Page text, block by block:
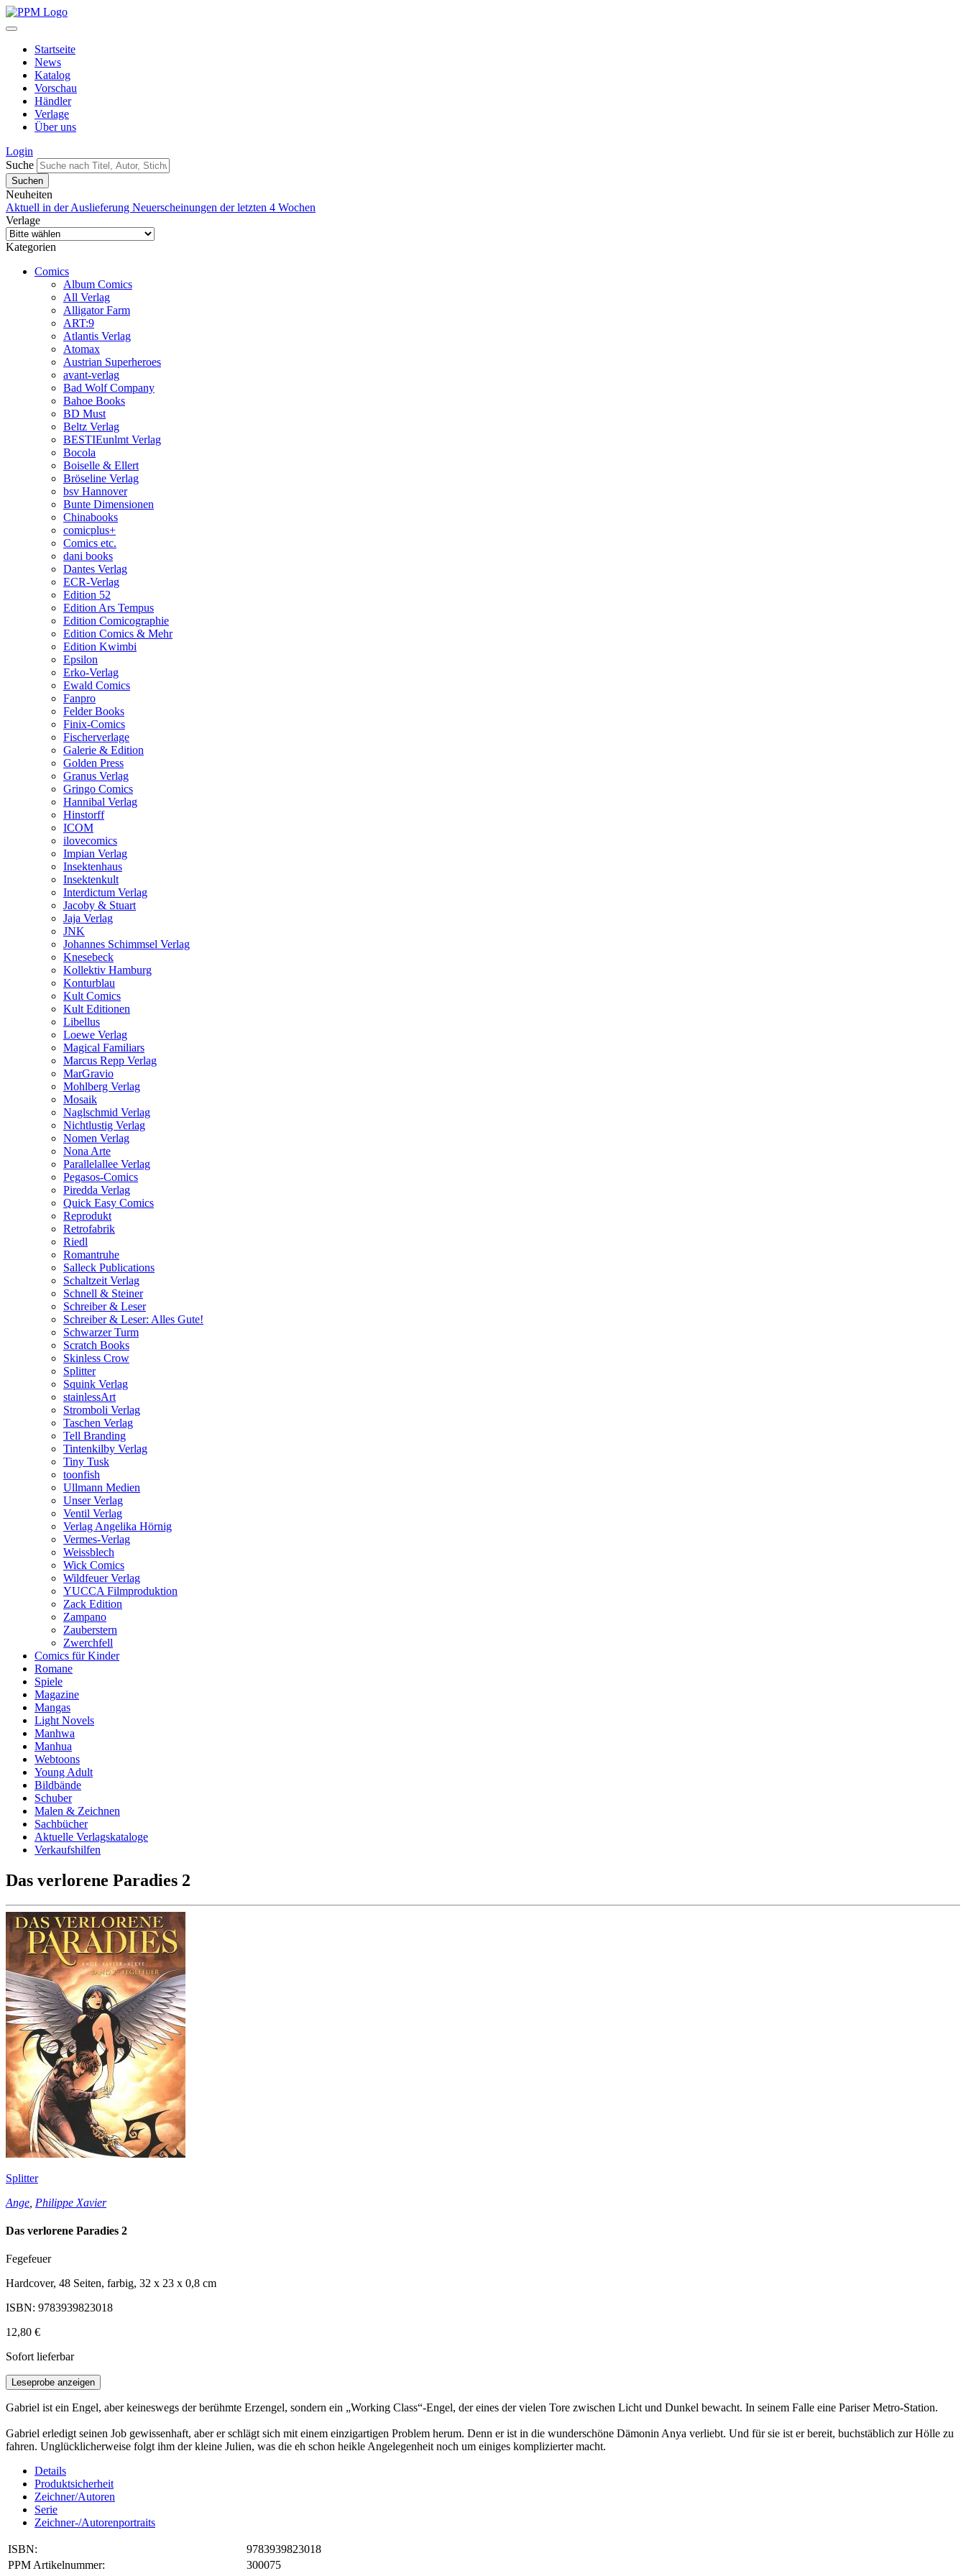
Startseite
News
Katalog
Vorschau
Händler
Verlage
Über uns
Login
Suche
Neuheiten
Aktuell in der Auslieferung Neuerscheinungen der letzten 4 Wochen
Verlage
Kategorien
Comics
Album Comics
All Verlag
Alligator Farm
ART:9
Atlantis Verlag
Atomax
Austrian Superheroes
avant-verlag
Bad Wolf Company
Bahoe Books
BD Must
Beltz Verlag
BESTIEunlmt Verlag
Bocola
Boiselle & Ellert
Bröseline Verlag
bsv Hannover
Bunte Dimensionen
Chinabooks
comicplus+
Comics etc.
dani books
Dantes Verlag
ECR-Verlag
Edition 52
Edition Ars Tempus
Edition Comicographie
Edition Comics & Mehr
Edition Kwimbi
Epsilon
Erko-Verlag
Ewald Comics
Fanpro
Felder Books
Finix-Comics
Fischerverlage
Galerie & Edition
Golden Press
Granus Verlag
Gringo Comics
Hannibal Verlag
Hinstorff
ICOM
ilovecomics
Impian Verlag
Insektenhaus
Insektenkult
Interdictum Verlag
Jacoby & Stuart
Jaja Verlag
JNK
Johannes Schimmsel Verlag
Knesebeck
Kollektiv Hamburg
Konturblau
Kult Comics
Kult Editionen
Libellus
Loewe Verlag
Magical Familiars
Marcus Repp Verlag
MarGravio
Mohlberg Verlag
Mosaik
Naglschmid Verlag
Nichtlustig Verlag
Nomen Verlag
Nona Arte
Parallelallee Verlag
Pegasos-Comics
Piredda Verlag
Quick Easy Comics
Reprodukt
Retrofabrik
Riedl
Romantruhe
Salleck Publications
Schaltzeit Verlag
Schnell & Steiner
Schreiber & Leser
Schreiber & Leser: Alles Gute!
Schwarzer Turm
Scratch Books
Skinless Crow
Splitter
Squink Verlag
stainlessArt
Stromboli Verlag
Taschen Verlag
Tell Branding
Tintenkilby Verlag
Tiny Tusk
toonfish
Ullmann Medien
Unser Verlag
Ventil Verlag
Verlag Angelika Hörnig
Vermes-Verlag
Weissblech
Wick Comics
Wildfeuer Verlag
YUCCA Filmproduktion
Zack Edition
Zampano
Zauberstern
Zwerchfell
Comics für Kinder
Romane
Spiele
Magazine
Mangas
Light Novels
Manhwa
Manhua
Webtoons
Young Adult
Bildbände
Schuber
Malen & Zeichnen
Sachbücher
Aktuelle Verlagskataloge
Verkaufshilfen
Das verlorene Paradies 2
Splitter
Ange Philippe Xavier
Das verlorene Paradies 2
Fegefeuer
Hardcover, 48 Seiten, farbig, 32 x 23 x 0,8 cm
ISBN: 9783939823018
12,80 €
Sofort lieferbar
Leseprobe anzeigen
Gabriel ist ein Engel, aber keineswegs der berühmte Erzengel, sondern ein „Working Class“-Engel, der eines der vielen Tore zwischen Licht und Dunkel bewacht. In seinem Falle eine Pariser Metro-Station.
Gabriel erledigt seinen Job gewissenhaft, aber er schlägt sich mit einem einzigartigen Problem herum. Denn er ist in die wunderschöne Dämonin Anya verliebt. Und für sie ist er bereit, buchstäblich zur Hölle zu
fahren. Unglücklicherweise folgt ihm der kleine Julien, was die eh schon heikle Angelegenheit noch um einiges komplizierter macht.
Details
Produktsicherheit
Zeichner/Autoren
Serie
Zeichner-/Autorenportraits
ISBN:
9783939823018
PPM Artikelnummer:
300075